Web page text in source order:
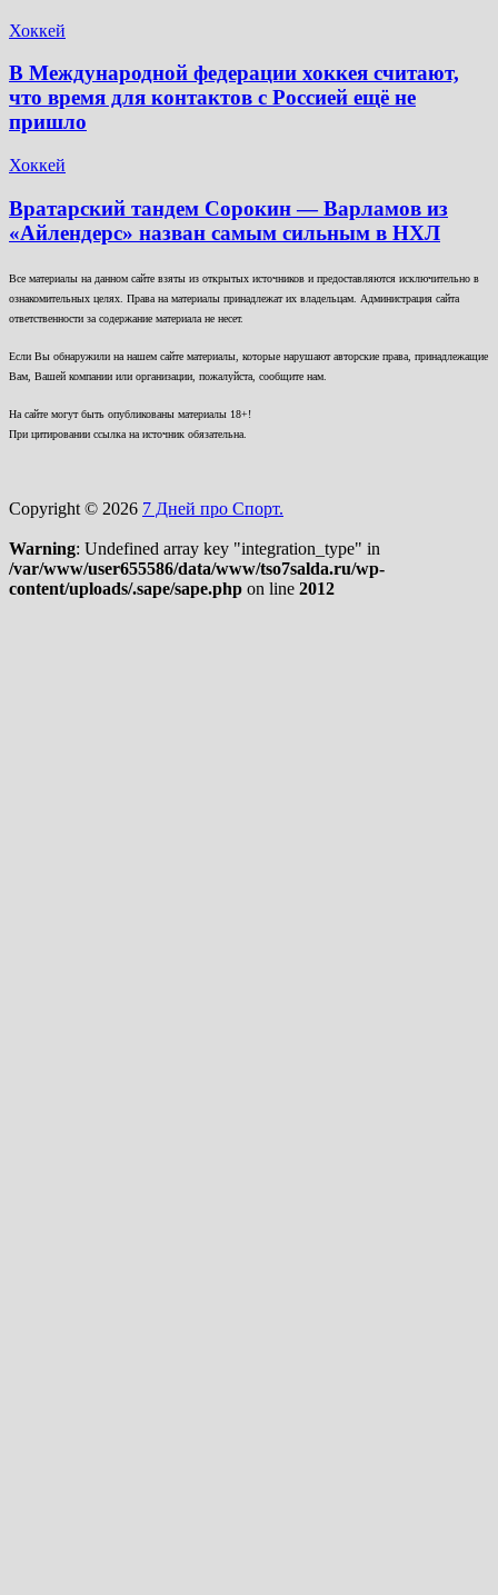
Хоккей
В Международной федерации хоккея считают,
что время для контактов с Россией ещё не
пришло
Хоккей
Вратарский тандем Сорокин — Варламов из
«Айлендерс» назван самым сильным в НХЛ
Все материалы на данном сайте взяты из открытых источников и предоставляются исключительно в
ознакомительных целях. Права на материалы принадлежат их владельцам. Администрация сайта
ответственности за содержание материала не несет.
Если Вы обнаружили на нашем сайте материалы, которые нарушают авторские права, принадлежащие
Вам, Вашей компании или организации, пожалуйста, сообщите нам.
На сайте могут быть опубликованы материалы 18+!
При цитировании ссылка на источник обязательна.
Copyright © 2026 7 Дней про Спорт.
Warning: Undefined array key "integration_type" in
/var/www/user655586/data/www/tso7salda.ru/wp-
content/uploads/.sape/sape.php on line 2012